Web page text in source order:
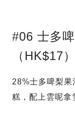
#06 士多
（HK$17）
28%士多啤梨果
糕，配上雲呢拿